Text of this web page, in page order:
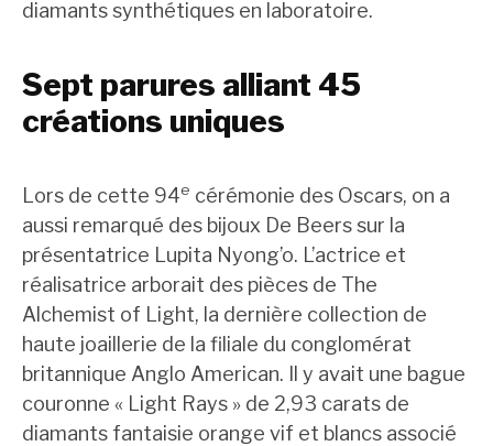
diamants synthétiques en laboratoire.
Sept parures alliant 45
créations uniques
Lors de cette 94e cérémonie des Oscars, on a
aussi remarqué des bijoux De Beers sur la
présentatrice Lupita Nyong’o. L’actrice et
réalisatrice arborait des pièces de The
Alchemist of Light, la dernière collection de
haute joaillerie de la filiale du conglomérat
britannique Anglo American. Il y avait une bague
couronne « Light Rays » de 2,93 carats de
diamants fantaisie orange vif et blancs associé